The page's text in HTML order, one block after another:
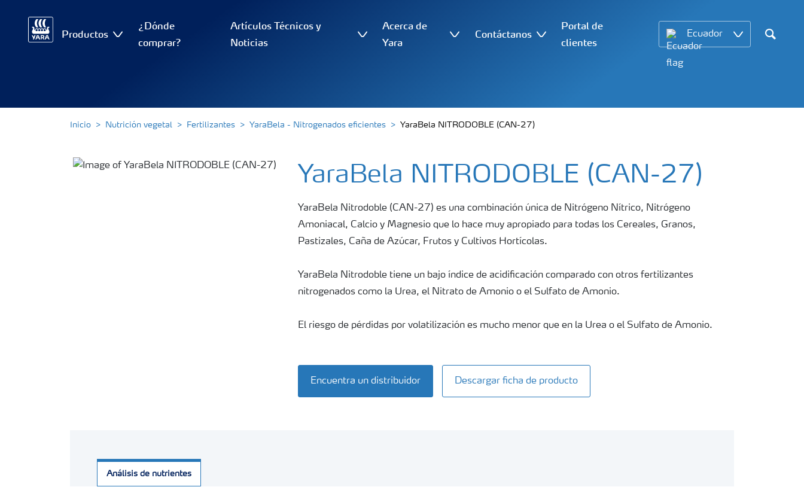
Productos
¿Dónde
comprar?
Artículos Técnicos y
Noticias
Acerca de
Yara
Contáctanos
Portal de
clientes
Ecuador
Search
Inicio Nutrición vegetal Fertilizantes YaraBela - Nitrogenados eficientes YaraBela NITRODOBLE (CAN-27)
YaraBela NITRODOBLE (CAN-27)
YaraBela Nitrodoble (CAN-27) es una combinación única de Nitrógeno Nítrico, Nitrógeno
Amoniacal, Calcio y Magnesio que lo hace muy apropiado para todas los Cereales, Granos,
Pastizales, Caña de Azúcar, Frutos y Cultivos Hortícolas.
YaraBela Nitrodoble tiene un bajo índice de acidificación comparado con otros fertilizantes
nitrogenados como la Urea, el Nitrato de Amonio o el Sulfato de Amonio.
El riesgo de pérdidas por volatilización es mucho menor que en la Urea o el Sulfato de Amonio.
Encuentra un distribuidor Descargar ficha de producto
Análisis de nutrientes